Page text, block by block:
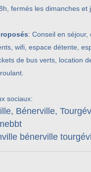
fermés les dimanches et
: Conseil en séjour,
wifi, espace détente,
de bus verts, location
sociaux:
Bénerville,
bénerville